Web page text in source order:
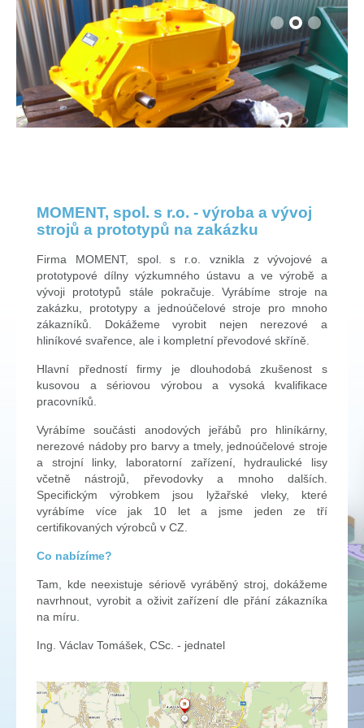
MOMENT, spol. s r.o. - výroba a vývoj
strojů a prototypů na zakázku
Firma MOMENT, spol. s r.o. vznikla z vývojové a
prototypové dílny výzkumného ústavu a ve výrobě a
vývoji prototypů stále pokračuje. Vyrábíme stroje na
zakázku, prototypy a jednoúčelové stroje pro mnoho
zákazníků. Dokážeme vyrobit nejen nerezové a
hliníkové svařence, ale i kompletní převodové skříně.
Hlavní předností firmy je dlouhodobá zkušenost s
kusovou a sériovou výrobou a vysoká kvalifikace
pracovníků.
Vyrábíme součásti anodových jeřábů pro hliníkárny,
nerezové nádoby pro barvy a tmely, jednoúčelové stroje
a strojní linky, laboratorní zařízení, hydraulické lisy
včetně nástrojů, převodovky a mnoho dalších.
Specifickým výrobkem jsou lyžařské vleky, které
vyrábíme více jak 10 let a jsme jeden ze tří
certifikovaných výrobců v CZ.
Co nabízíme?
Tam, kde neexistuje sériově vyráběný stroj, dokážeme
navrhnout, vyrobit a oživit zařízení dle přání zákazníka
na míru.
Ing. Václav Tomášek, CSc. - jednatel